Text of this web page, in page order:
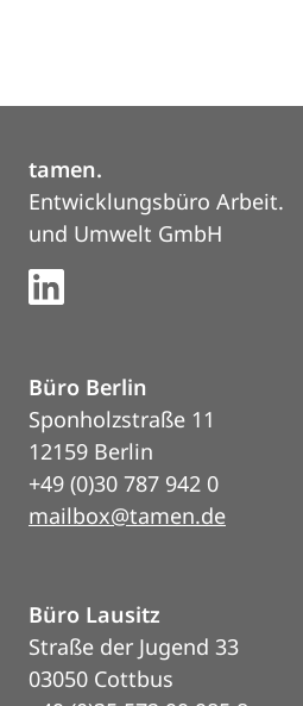
tamen.
Entwicklungsbüro Arbeit.
und Umwelt GmbH
Büro Berlin
Sponholzstraße 11
12159 Berlin
+49 (0)30 787 942 0
mailbox@tamen.de
Büro Lausitz
Straße der Jugend 33
03050 Cottbus